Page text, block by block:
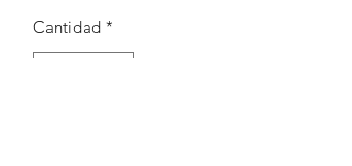
Cantidad *